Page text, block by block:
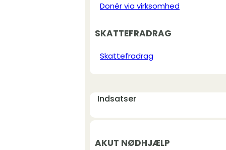
Donér via virksomhed
SKATTEFRADRAG
Skattefradrag
Indsatser
AKUT NØDHJÆLP